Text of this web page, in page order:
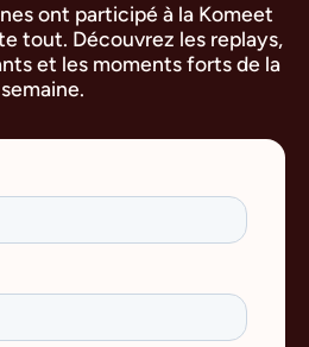
ont participé à la Komeet
tout. Découvrez les replays,
et les moments forts de la
semaine.